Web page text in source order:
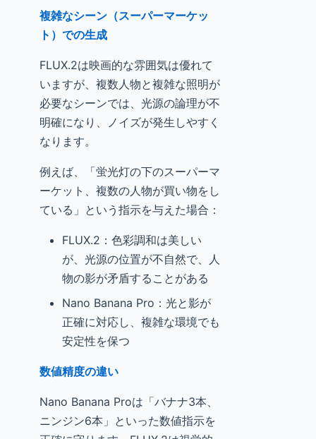
複雑なシーン（スーパーマーケッ
ト）での生成
FLUX.2は映画的な雰囲気は優れて
いますが、複数人物と複雑な照明が
必要なシーンでは、光源の論理が不
明確になり、ノイズが発生しやすく
なります。
例えば、「蛍光灯の下のスーパーマ
ーケット、複数の人物が買い物をし
ている」という指示を与えた場合：
FLUX.2：色彩調和は美しい
が、光源の位置が不自然で、人
物の影が矛盾することがある
Nano Banana Pro：光と影が
正確に対応し、複雑な環境でも
安定性を保つ
数値精度の違い
Nano Banana Proは「バナナ3本、
ニンジン6本」といった数値指示を